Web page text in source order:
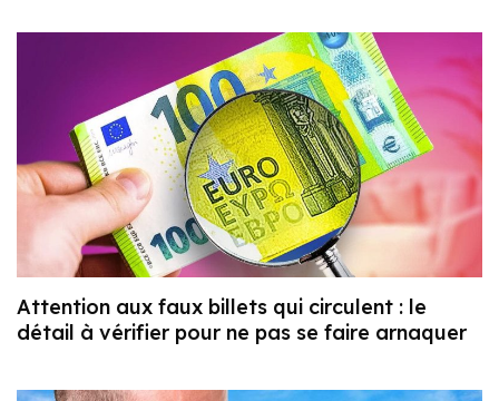
Attention aux faux billets qui circulent : le
détail à vérifier pour ne pas se faire arnaquer